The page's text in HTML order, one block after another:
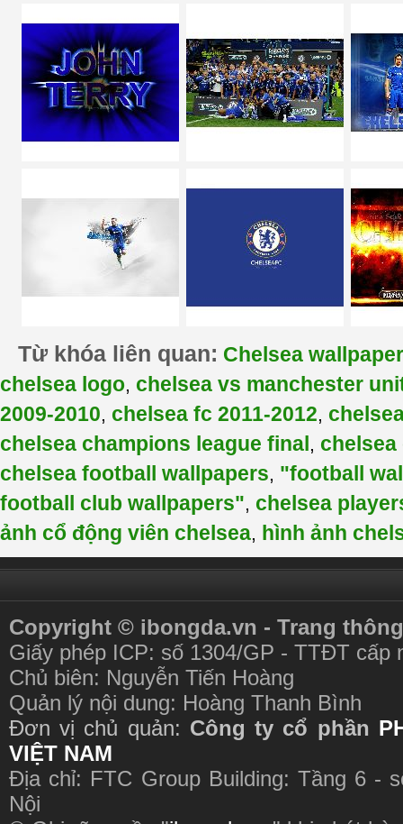
Từ khóa liên quan: Chelsea wallpaper
chelsea logo, chelsea vs manchester
2009-2010, chelsea fc 2011-2012,
chelsea champions league final, chelsea
chelsea football wallpapers, "football
football club wallpapers", chelsea
ảnh cổ động viên chelsea, hình ảnh
Copyright © ibongda.vn - Trang
Giấy phép ICP: số 1304/GP - TTĐT cấp
Chủ biên: Nguyễn Tiến Hoàng
Quản lý nội dung: Hoàng Thanh Bình
Đơn vị chủ quản: Công ty cổ phần
VIỆT NAM
Địa chỉ: FTC Group Building: Tầng 6 -
Nội